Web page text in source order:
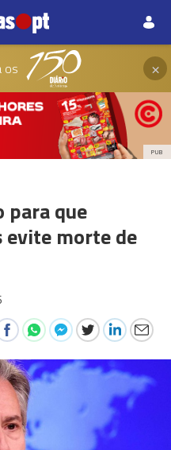
os ×
PUB
para que
evite morte de